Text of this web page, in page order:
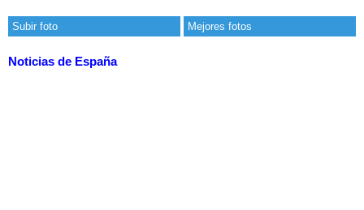
Subir foto Mejores fotos
Noticias de España